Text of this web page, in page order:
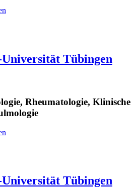
Tübingen
Rheumatologie, Klinische
Tübingen